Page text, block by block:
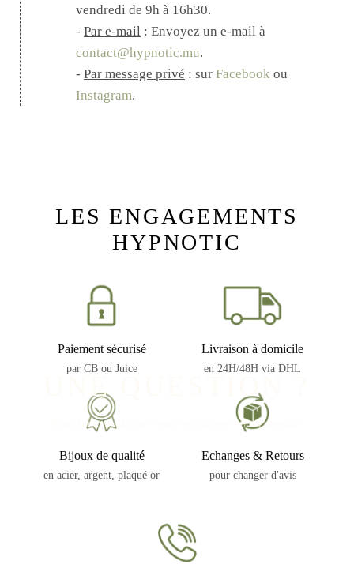
UNE QUESTION ?
Nous sommes là pour vous répondre et vous conseiller
vendredi de 9h à 16h30.
- Par e-mail : Envoyez un e-mail à
contact@hypnotic.mu.
- Par message privé : sur Facebook ou
Instagram.
LES ENGAGEMENTS
HYPNOTIC
Paiement sécurisé
par CB ou Juice
Livraison à domicile
en 24H/48H via DHL
Bijoux de qualité
en acier, argent, plaqué or
Echanges & Retours
pour changer d'avis